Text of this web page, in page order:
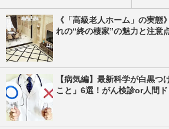
《「高級老人ホーム」の実態
れの“終の棲家”の魅力と注意
【病気編】最新科学が白黒つ
こと」6選！がん検診or人間